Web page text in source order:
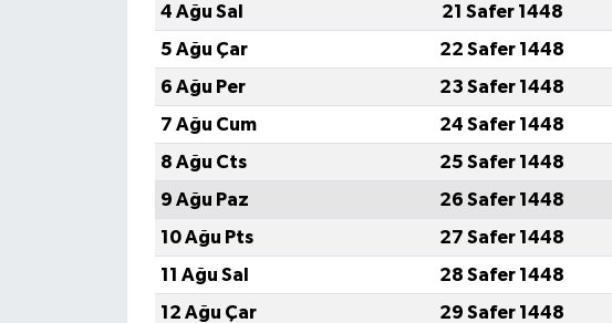
4 Ağu Sal
21 Safer 1448
5 Ağu Çar
22 Safer 1448
6 Ağu Per
23 Safer 1448
7 Ağu Cum
24 Safer 1448
8 Ağu Cts
25 Safer 1448
9 Ağu Paz
26 Safer 1448
10 Ağu Pts
27 Safer 1448
11 Ağu Sal
28 Safer 1448
12 Ağu Çar
29 Safer 1448